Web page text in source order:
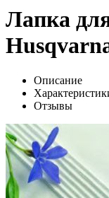
Лапка
Описание
Отзывы